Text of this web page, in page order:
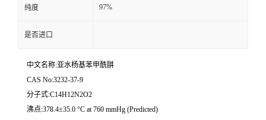
纯度 97%
是否进口
中文名称:亚水杨基苯甲酰肼
CAS No:3232-37-9
分子式:C14H12N2O2
沸点:378.4±35.0 °C at 760 mmHg (Predicted)